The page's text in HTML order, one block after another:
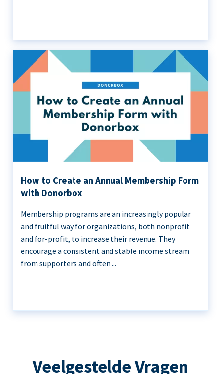
How to Create an Annual Membership Form
with Donorbox
Membership programs are an increasingly popular
and fruitful way for organizations, both nonprofit
and for-profit, to increase their revenue. They
encourage a consistent and stable income stream
from supporters and often ...
Veelgestelde Vragen